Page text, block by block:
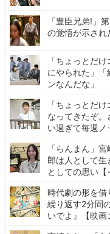
「豊臣兄弟!」
の覚悟が示され
「ちょっとだ
にやられた」「
ンなんだな」
「ちょっとだ
なってきたぞ
い過ぎて毎週ノ
「らんまん」
郎は人として生
としての思い【
時代劇の形を借
繰り返す2分間
いでよ』【映画